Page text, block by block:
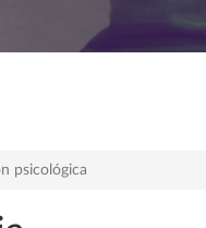
psicológica